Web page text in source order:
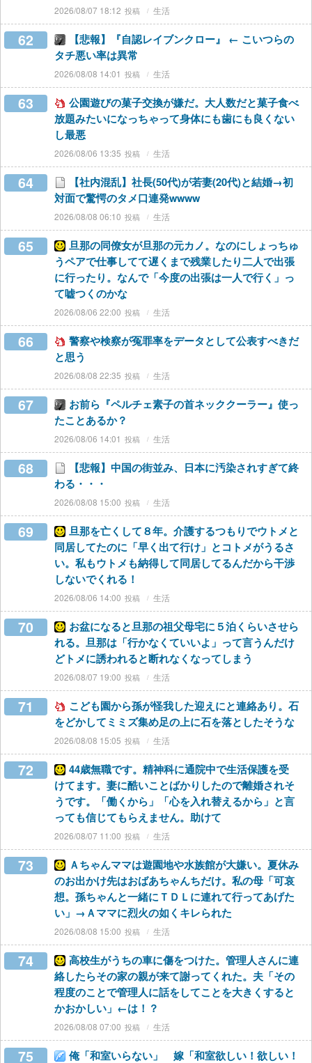
2026/08/07 18:12 生活
62
【悲報】『自認レイブンクロー』 ← こいつらの
タチ悪い率は異常
2026/08/08 14:01 生活
63
公園遊びの菓子交換が嫌だ。大人数だと菓子食べ
放題みたいになっちゃって身体にも歯にも良くない
し最悪
2026/08/06 13:35 生活
64
【社内混乱】社長(50代)が若妻(20代)と結婚→初
対面で驚愕のタメ口連発wwww
2026/08/08 06:10 生活
65
旦那の同僚女が旦那の元カノ。なのにしょっちゅ
うペアで仕事してて遅くまで残業したり二人で出張
に行ったり。なんで「今度の出張は一人で行く」っ
て嘘つくのかな
2026/08/06 22:00 生活
66
警察や検察が冤罪率をデータとして公表すべきだ
と思う
2026/08/08 22:35 生活
67
お前ら『ペルチェ素子の首ネッククーラー』使っ
たことあるか？
2026/08/06 14:01 生活
68
【悲報】中国の街並み、日本に汚染されすぎて終
わる・・・
2026/08/08 15:00 生活
69
旦那を亡くして８年。介護するつもりでウトメと
同居してたのに「早く出て行け」とコトメがうるさ
い。私もウトメも納得して同居してるんだから干渉
しないでくれる！
2026/08/06 14:00 生活
70
お盆になると旦那の祖父母宅に５泊くらいさせら
れる。旦那は「行かなくていいよ」って言うんだけ
どトメに誘われると断れなくなってしまう
2026/08/07 19:00 生活
71
こども園から孫が怪我した迎えにと連絡あり。石
をどかしてミミズ集め足の上に石を落としたそうな
2026/08/08 15:05 生活
72
44歳無職です。精神科に通院中で生活保護を受
けてます。妻に酷いことばかりしたので離婚されそ
うです。「働くから」「心を入れ替えるから」と言
っても信じてもらえません。助けて
2026/08/07 11:00 生活
73
Ａちゃんママは遊園地や水族館が大嫌い。夏休み
のお出かけ先はおばあちゃんちだけ。私の母「可哀
想。孫ちゃんと一緒にＴＤＬに連れて行ってあげた
い」→Ａママに烈火の如くキレられた
2026/08/08 15:00 生活
74
高校生がうちの車に傷をつけた。管理人さんに連
絡したらその家の親が来て謝ってくれた。夫「その
程度のことで管理人に話をしてことを大きくすると
かおかしい」←は！？
2026/08/08 07:00 生活
75 俺「和室いらない」 嫁「和室欲しい！欲しい！